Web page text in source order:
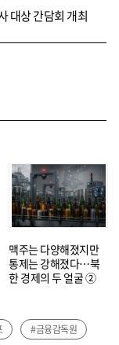
대상 간담회 개최
맥주는 다양해졌지만
통제는 강해졌다…북
한 경제의 두 얼굴 ②
#금융감독원